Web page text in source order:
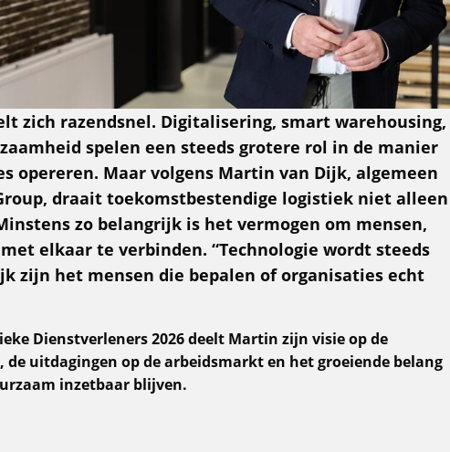
zich razendsnel. Digitalisering, smart warehousing,
spelen een steeds grotere rol in de manier
opereren. Maar volgens Martin van Dijk, algemeen
draait toekomstbestendige logistiek niet alleen
zo belangrijk is het vermogen om mensen,
elkaar te verbinden. “Technologie wordt steeds
zijn het mensen die bepalen of organisaties echt
Dienstverleners 2026 deelt Martin zijn visie op de
uitdagingen op de arbeidsmarkt en het groeiende belang
inzetbaar blijven.